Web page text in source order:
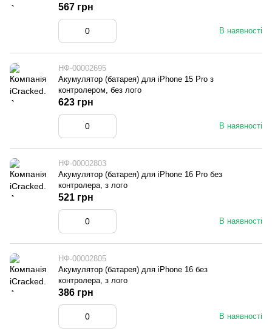
В наявності
567 грн
НФ-00002695
Акумулятор (батарея) для iPhone 15 Pro з
контролером, без лого
В наявності
623 грн
НФ-00002803
Акумулятор (батарея) для iPhone 16 Pro без
контролера, з лого
В наявності
521 грн
НФ-00002805
Акумулятор (батарея) для iPhone 16 без
контролера, з лого
В наявності
386 грн